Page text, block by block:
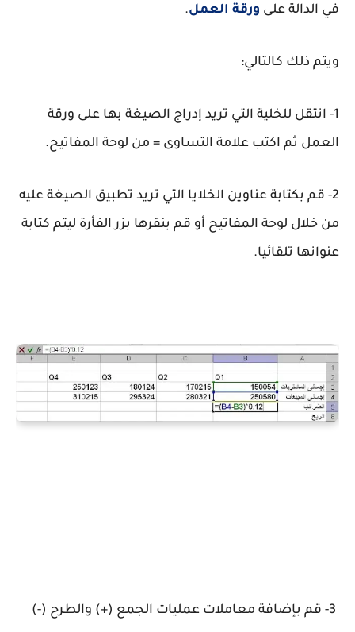
في الدالة على ورقة العمل.
ويتم ذلك كالتالي:
1- انتقل للخلية التي تريد إدراج الصيغة بها على ورقة
العمل ثم اكتب علامة التساوى = من لوحة المفاتيح.
2- قم بكتابة عناوين الخلايا التي تريد تطبيق الصيغة عليه
من خلال لوحة المفاتيح أو قم بنقرها بزر الفأرة ليتم كتابة
عنوانها تلقائيا.
3- قم بإضافة معاملات عمليات الجمع (+) والطرح (-)